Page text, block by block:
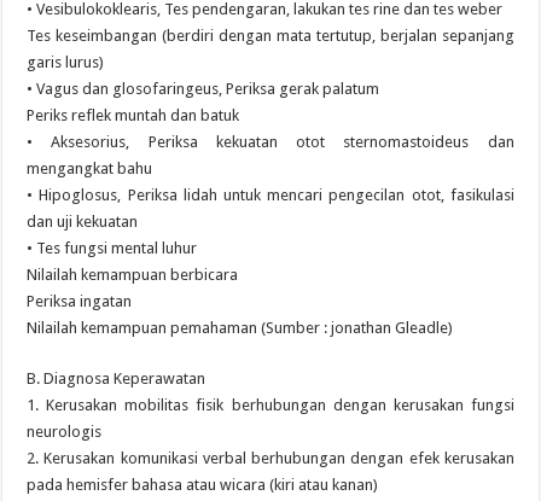
• Vesibulokoklearis, Tes pendengaran, lakukan tes rine dan tes weber
Tes keseimbangan (berdiri dengan mata tertutup, berjalan sepanjang
garis lurus)
• Vagus dan glosofaringeus, Periksa gerak palatum
Periks reflek muntah dan batuk
• Aksesorius, Periksa kekuatan otot sternomastoideus dan
mengangkat bahu
• Hipoglosus, Periksa lidah untuk mencari pengecilan otot, fasikulasi
dan uji kekuatan
• Tes fungsi mental luhur
Nilailah kemampuan berbicara
Periksa ingatan
Nilailah kemampuan pemahaman (Sumber : jonathan Gleadle)
B. Diagnosa Keperawatan
1. Kerusakan mobilitas fisik berhubungan dengan kerusakan fungsi
neurologis
2. Kerusakan komunikasi verbal berhubungan dengan efek kerusakan
pada hemisfer bahasa atau wicara (kiri atau kanan)